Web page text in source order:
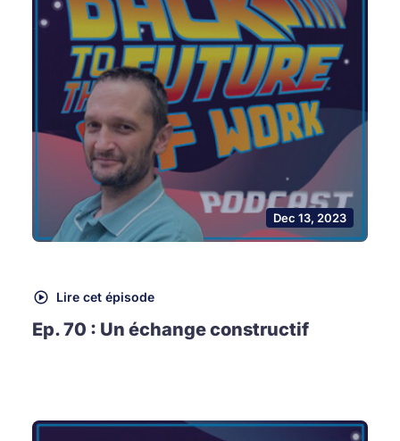
Dec 13, 2023
Lire cet épisode
Ep. 70 : Un échange constructif